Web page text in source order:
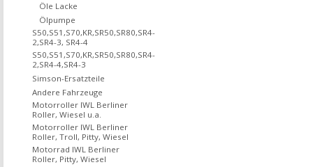
Öle Lacke
Ölpumpe
S50,S51,S70,KR,SR50,SR80,SR4-
2,SR4-3, SR4-4
S50,S51,S70,KR,SR50,SR80,SR4-
2,SR4-4,SR4-3
Simson-Ersatzteile
Andere Fahrzeuge
Motorroller IWL Berliner
Roller, Wiesel u.a.
Motorroller IWL Berliner
Roller, Troll, Pitty, Wiesel
Motorrad IWL Berliner
Roller, Pitty, Wiesel